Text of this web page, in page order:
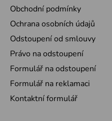
Obchodní podmínky
Ochrana osobních údajů
Odstoupení od smlouvy
Právo na odstoupení
Formulář na odstoupení
Formulář na reklamaci
Kontaktní formulář